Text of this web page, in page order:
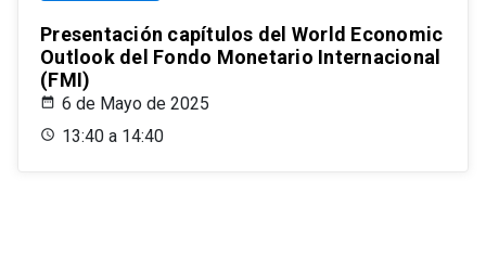
Presentación capítulos del World Economic
Outlook del Fondo Monetario Internacional
(FMI)
6 de Mayo de 2025
13:40 a 14:40